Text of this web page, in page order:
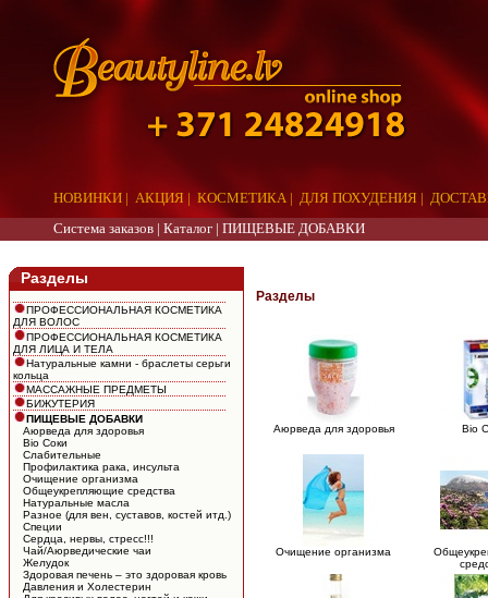
НОВИНКИ | АКЦИЯ | КОСМЕТИКА | ДЛЯ ПОХУДЕНИЯ |
Система заказов | Каталог | ПИЩЕВЫЕ ДОБАВКИ
Разделы
ПРОФЕССИОНАЛЬНАЯ КОСМЕТИКА
ДЛЯ ВОЛОС
ПРОФЕССИОНАЛЬНАЯ КОСМЕТИКА
ДЛЯ ЛИЦА И ТЕЛА
Натуральные камни - браслеты серьги
кольца
МАССАЖНЫЕ ПРЕДМЕТЫ
БИЖУТЕРИЯ
ПИЩЕВЫЕ ДОБАВКИ
Aюрведа для здоровья
Bio Соки
Cлабительные
Профилактика рака, инсульта
Очищение организма
Общеукрепляющие средства
Натуральные масла
Разное (для вен, cуставов, костей итд.)
Специи
Сердца, нервы, cтресс!!!
Чай/Аюрведические чаи
Желудок
Здоровая печень – это здоровая кровь
Давления и Холестерин
Разделы
Aюрведа для здоровья Bio
Очищение организма